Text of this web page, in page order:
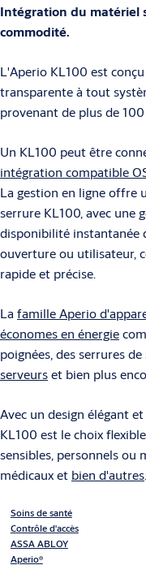
Intégration du matériel
commodité.
L'Aperio KL100 est
transparente à tout
provenant de plus de
Un KL100 peut être
intégration compatible
La gestion en ligne offre
serrure KL100, avec une
disponibilité instantanée
ouverture ou utilisateur,
rapide et précise.
La famille Aperio
économes en énergie
poignées, des serrures
serveurset bien plus
Avec un design élégant
KL100 est le choix
sensibles, personnels ou
médicaux et bien d'autres.
Soins de santé
Contrôle d'accès
ASSA ABLOY
Aperio®